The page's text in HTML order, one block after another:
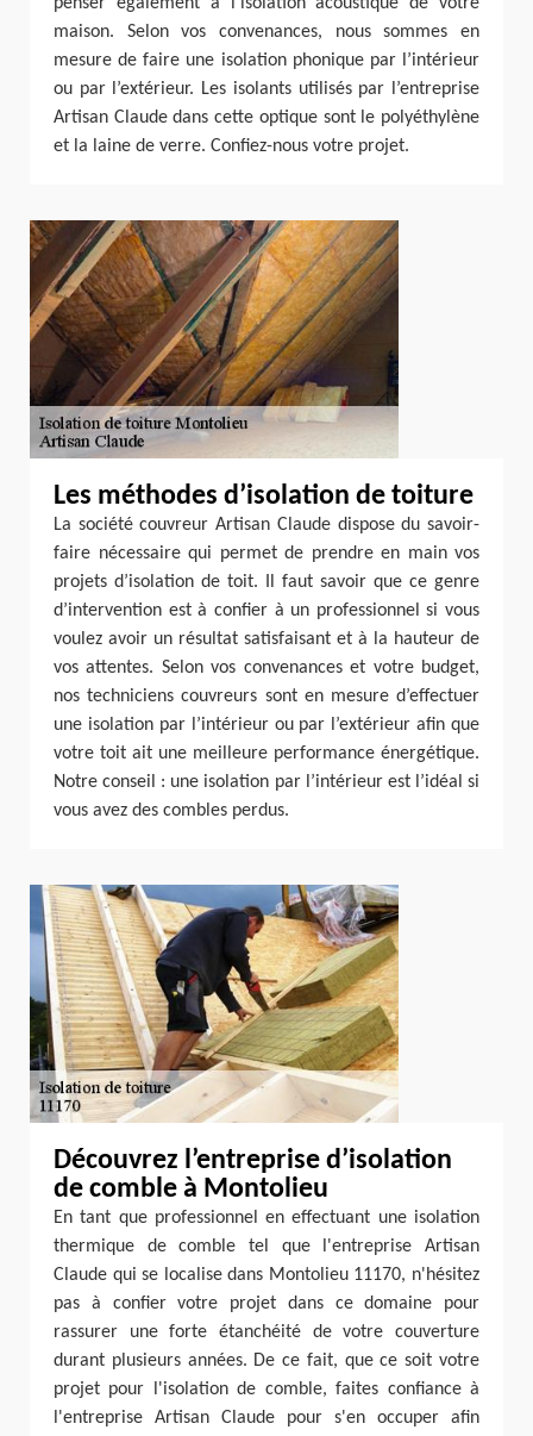
maison. Selon vos convenances, nous sommes en
mesure de faire une isolation phonique par l’intérieur
ou par l’extérieur. Les isolants utilisés par l’entreprise
Artisan Claude dans cette optique sont le polyéthylène
et la laine de verre. Confiez-nous votre projet.
Les méthodes d’isolation de toiture
La société couvreur Artisan Claude dispose du savoir-
faire nécessaire qui permet de prendre en main vos
projets d’isolation de toit. Il faut savoir que ce genre
d’intervention est à confier à un professionnel si vous
voulez avoir un résultat satisfaisant et à la hauteur de
vos attentes. Selon vos convenances et votre budget,
nos techniciens couvreurs sont en mesure d’effectuer
une isolation par l’intérieur ou par l’extérieur afin que
votre toit ait une meilleure performance énergétique.
Notre conseil : une isolation par l’intérieur est l’idéal si
vous avez des combles perdus.
Découvrez l’entreprise d’isolation
de comble à Montolieu
En tant que professionnel en effectuant une isolation
thermique de comble tel que l'entreprise Artisan
Claude qui se localise dans Montolieu 11170, n'hésitez
pas à confier votre projet dans ce domaine pour
rassurer une forte étanchéité de votre couverture
durant plusieurs années. De ce fait, que ce soit votre
projet pour l'isolation de comble, faites confiance à
l'entreprise Artisan Claude pour s'en occuper afin